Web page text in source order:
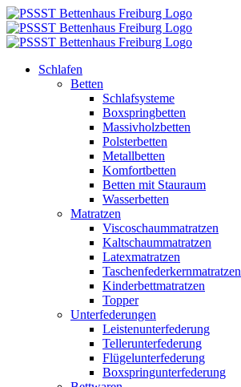
Zum
Inhalt
springen
Schlafen
Betten
Schlafsysteme
Boxspringbetten
Massivholzbetten
Polsterbetten
Metallbetten
Komfortbetten
Betten mit Stauraum
Wasserbetten
Matratzen
Viscoschaummatratzen
Kaltschaummatratzen
Latexmatratzen
Taschenfederkernmatratzen
Kinderbettmatratzen
Topper
Unterfederungen
Leistenunterfederung
Tellerunterfederung
Flügelunterfederung
Boxspringunterfederung